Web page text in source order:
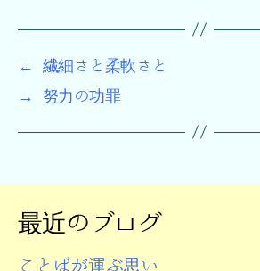
←
繊細さと柔軟さと
→
努力の功罪
最近のブログ
ことばが運ぶ思い